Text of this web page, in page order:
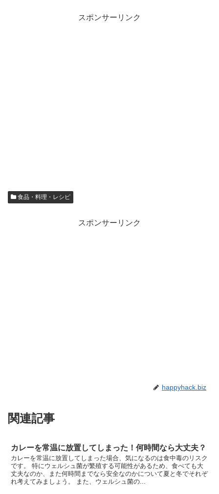
スポンサーリンク
食品・料理・レシピ
スポンサーリンク
happyhack.biz
関連記事
カレーを常温に放置してしまった！何時間なら大丈夫？
カレーを常温に放置してしまった場合、気になるのは食中毒のリスク
です。 特にウェルシュ菌が繁殖する可能性があるため、食べても大
丈夫なのか、また何時間までなら安全なのかについて夏と冬でそれぞ
れ考えてみましょう。 また、ウェルシュ菌の...